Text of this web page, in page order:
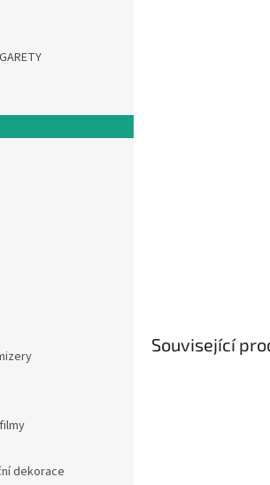
dekorace
Související